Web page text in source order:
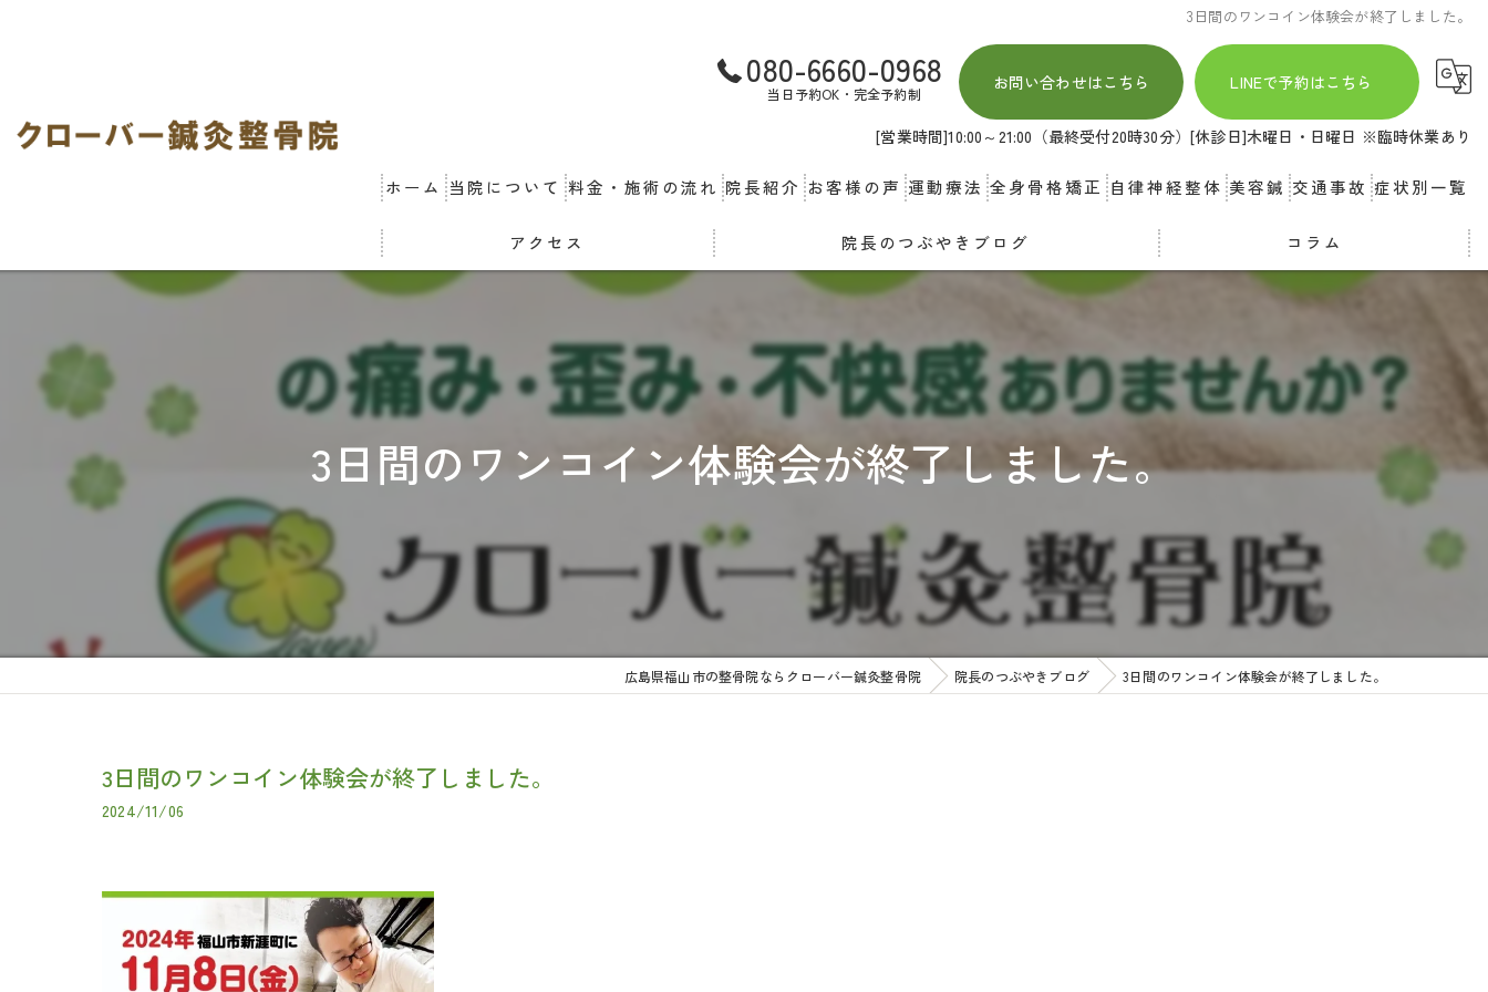
3日間のワンコイン体験会が終了しました。
080-6660-0968
当日予約OK・完全予約制 お問い合わせはこちら LINEで予約はこちら
[営業時間]10:00～21:00（最終受付20時30分）[休診日]木曜日・日曜日 ※臨時休業あり
ホーム 当院について 料金・施術の流れ 院長紹介 お客様の声 運動療法 全身骨格矯正 自律神経整体 美容鍼 交通事故 症状別一覧
アクセス 院長のつぶやきブログ コラム
3日間のワンコイン体験会が終了しました。
広島県福山市の整骨院ならクローバー鍼灸整骨院 院長のつぶやきブログ 3日間のワンコイン体験会が終了しました。
3日間のワンコイン体験会が終了しました。
2024/11/06